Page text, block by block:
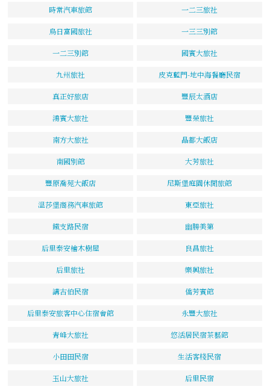
時常汽車旅館 一二三旅社
烏日富國旅社 一三三別館
一二三別館 國賓大旅社
九州旅社 皮克藍門-地中海餐廳民宿
真正好旅店 豐辰太酒店
鴻賓大旅社 豐榮旅社
南方大旅社 晶都大飯店
南國別館 大芳旅社
豐原喬苑大飯店 尼斯堡庭園休閒旅館
溫莎堡商務汽車旅館 東亞旅社
鐵支路民宿 幽勝美第
后里泰安檜木樹屋 良昌旅社
后里旅社 樂興旅社
講古伯民宿 僑芳賓館
后里泰安旅客中心住宿會館 永豐大旅社
青峰大旅社 悠活居民宿茶藝館
小田田民宿 生活客棧民宿
玉山大旅社 后里民宿